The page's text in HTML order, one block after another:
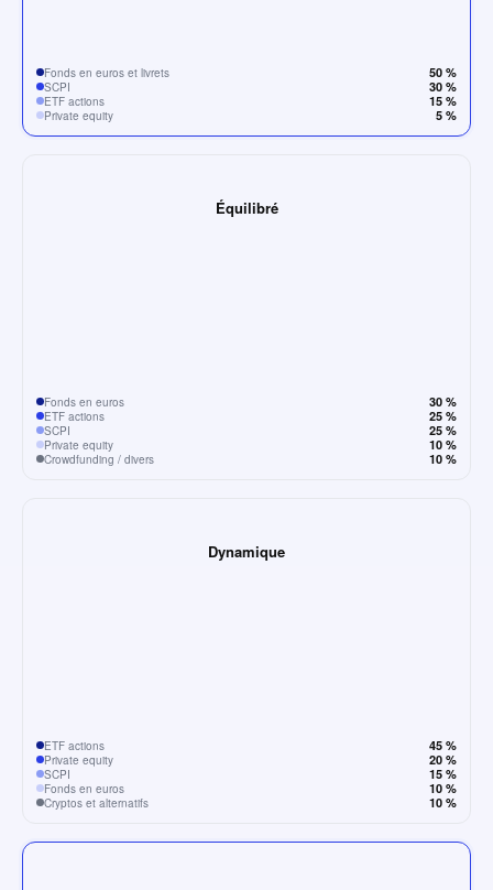
Fonds en euros et livrets 50 %
SCPI 30 %
ETF actions 15 %
Private equity 5 %
Équilibré
Fonds en euros 30 %
ETF actions 25 %
SCPI 25 %
Private equity 10 %
Crowdfunding / divers 10 %
Dynamique
ETF actions 45 %
Private equity 20 %
SCPI 15 %
Fonds en euros 10 %
Cryptos et alternatifs 10 %